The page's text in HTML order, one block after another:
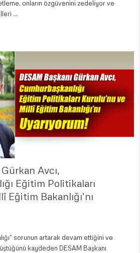
onların özgüvenini zedeliyor ve
…
Avcı,
Eğitim Politikaları
Eğitim Bakanlığı’nı
sorunun artarak devam ettiğini ve
kaydeden DESAM Başkanı